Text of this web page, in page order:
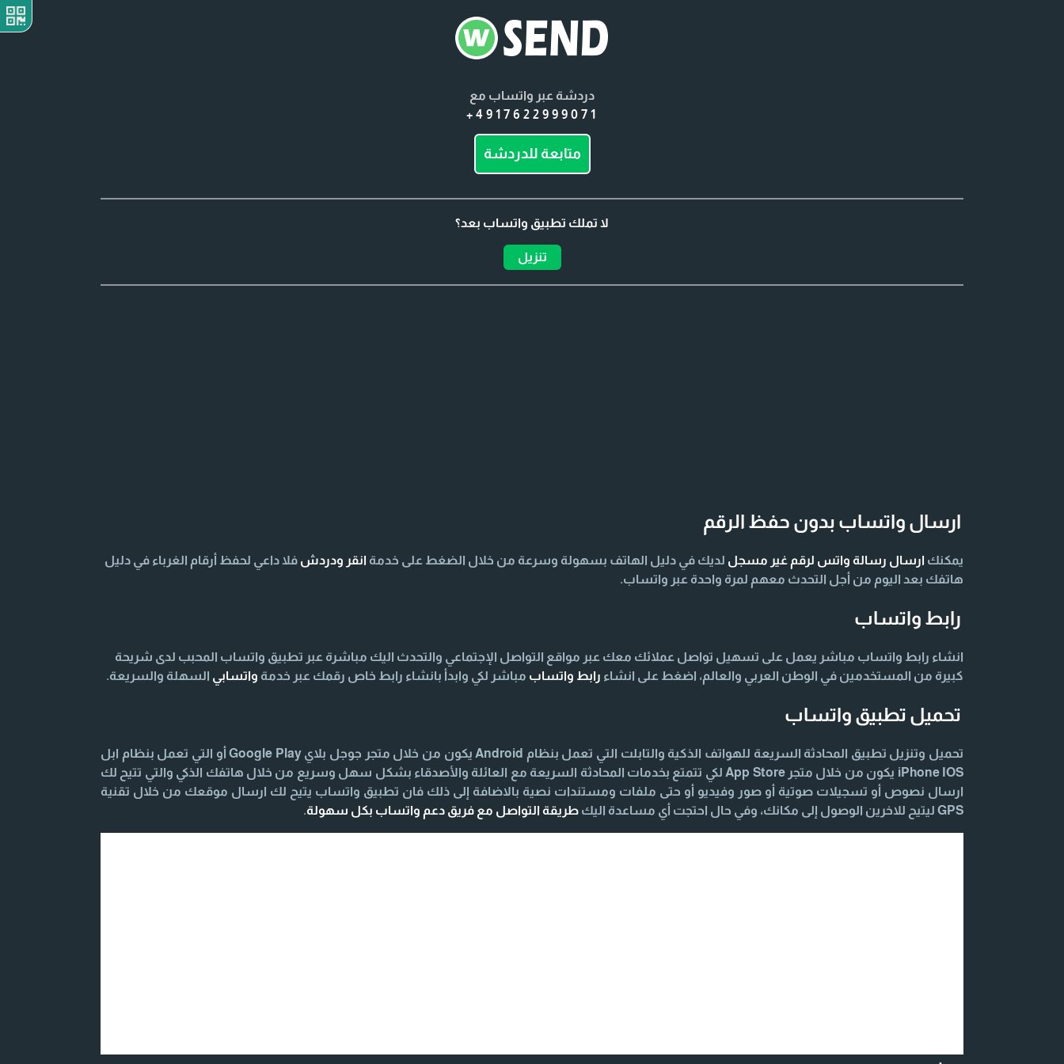
دردشة عبر واتساب مع
+4917622999071
متابعة للدردشة
لا تملك تطبيق واتساب بعد؟
تنزيل
ارسال واتساب بدون حفظ الرقم
يمكنك ارسال رسالة واتس لرقم غير مسجل لديك في دليل الهاتف بسهولة وسرعة من خلال الضغط على خدمة انقر ودردش فلا داعي لحفظ أرقام الغرباء في دليل
هاتفك بعد اليوم من أجل التحدث معهم لمرة واحدة عبر واتساب.
رابط واتساب
انشاء رابط واتساب مباشر يعمل على تسهيل تواصل عملائك معك عبر مواقع التواصل الإجتماعي والتحدث اليك مباشرة عبر تطبيق واتساب المحبب لدى شريحة
كبيرة من المستخدمين في الوطن العربي والعالم، اضغط على انشاء رابط واتساب مباشر لكي وابدأ بانشاء رابط خاص رقمك عبر خدمة واتسابي السهلة والسريعة.
تحميل تطبيق واتساب
تحميل وتنزيل تطبيق المحادثة السريعة للهواتف الذكية والتابلت التي تعمل بنظام Android يكون من خلال متجر جوجل بلاي Google Play أو التي تعمل بنظام ابل
iPhone IOS يكون من خلال متجر App Store لكي تتمتع بخدمات المحادثة السريعة مع العائلة والأصدقاء بشكل سهل وسريع من خلال هاتفك الذكي والتي تتيح لك
ارسال نصوص أو تسجيلات صوتية أو صور وفيديو أو حتى ملفات ومستندات نصية بالاضافة إلى ذلك فان تطبيق واتساب يتيح لك ارسال موقعك من خلال تقنية
GPS ليتيح للاخرين الوصول إلى مكانك، وفي حال احتجت أي مساعدة اليك
طريقة التواصل مع فريق دعم واتساب بكل سهولة.